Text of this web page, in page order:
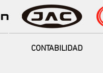
CONTABILIDAD